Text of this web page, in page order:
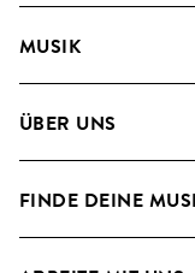
MUSIK
Suche
ÜBER UNS
Blog
FINDE DEINE